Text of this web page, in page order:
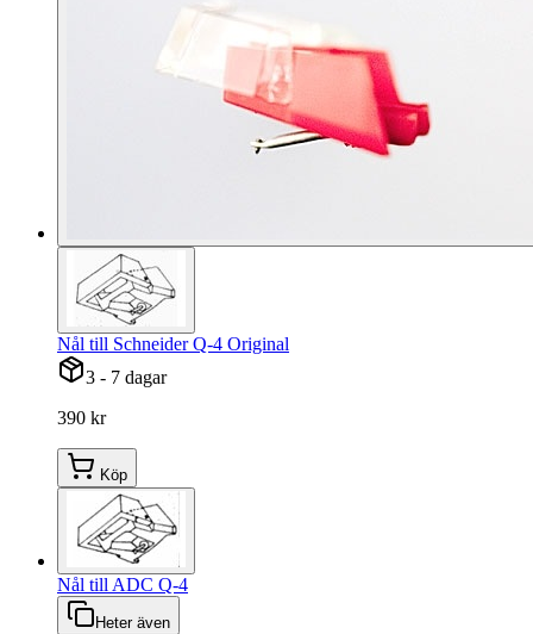
Nål till Schneider Q-4 Original
3 - 7 dagar
390 kr
Köp
Nål till ADC Q-4
Heter även